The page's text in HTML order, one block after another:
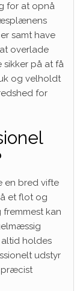
for at opnå
samt have
overlade
på at få
og velholdt
for
en bred vifte
et flot og
kan
holdes
udstyr
præcist